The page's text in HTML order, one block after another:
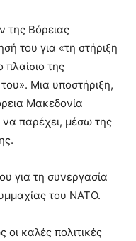
της Βόρειας
του για «τη στήριξη
της
Μια υποστήριξη,
Μακεδονία
να παρέχει, μέσω της
για τη συνεργασία
του ΝΑΤΟ.
καλές πολιτικές